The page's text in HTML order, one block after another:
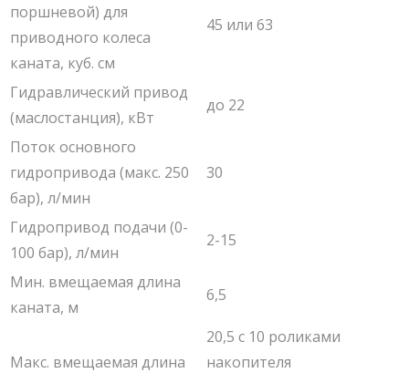
поршневой) для
приводного колеса
каната, куб. см
45 или 63
Гидравлический привод
(маслостанция), кВт
до 22
Поток основного
гидропривода (макс. 250
бар), л/мин
30
Гидропривод подачи (0-
100 бар), л/мин
2-15
Мин. вмещаемая длина
каната, м
6,5
Макс. вмещаемая длина
20,5 с 10 роликами
накопителя